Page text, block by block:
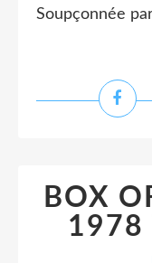
Soupçonnée
BOX
1978